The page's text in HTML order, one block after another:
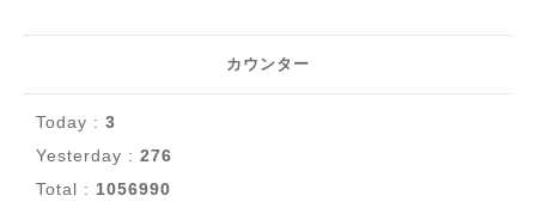
カウンター
Today : 3
Yesterday : 276
Total : 1056990